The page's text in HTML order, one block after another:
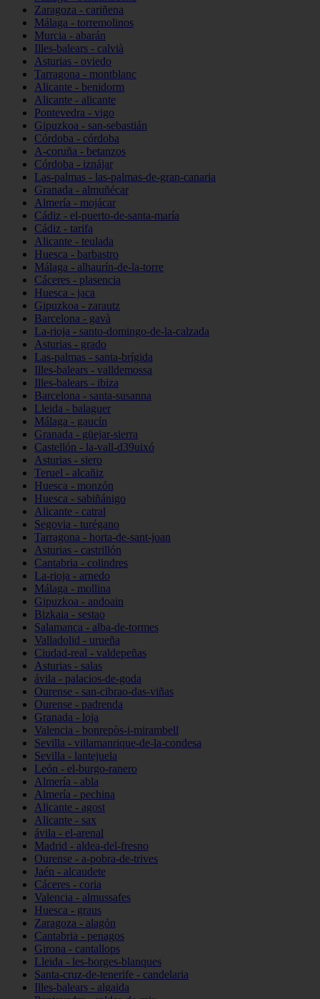
Zaragoza - cariñena
Málaga - torremolinos
Murcia - abarán
Illes-balears - calvià
Asturias - oviedo
Tarragona - montblanc
Alicante - benidorm
Alicante - alicante
Pontevedra - vigo
Gipuzkoa - san-sebastián
Córdoba - córdoba
A-coruña - betanzos
Córdoba - iznájar
Las-palmas - las-palmas-de-gran-canaria
Granada - almuñécar
Almería - mojácar
Cádiz - el-puerto-de-santa-maría
Cádiz - tarifa
Alicante - teulada
Huesca - barbastro
Málaga - alhaurín-de-la-torre
Cáceres - plasencia
Huesca - jaca
Gipuzkoa - zarautz
Barcelona - gavà
La-rioja - santo-domingo-de-la-calzada
Asturias - grado
Las-palmas - santa-brígida
Illes-balears - valldemossa
Illes-balears - ibiza
Barcelona - santa-susanna
Lleida - balaguer
Málaga - gaucín
Granada - güejar-sierra
Castellón - la-vall-d39uixó
Asturias - siero
Teruel - alcañiz
Huesca - monzón
Huesca - sabiñánigo
Alicante - catral
Segovia - turégano
Tarragona - horta-de-sant-joan
Asturias - castrillón
Cantabria - colindres
La-rioja - arnedo
Málaga - mollina
Gipuzkoa - andoain
Bizkaia - sestao
Salamanca - alba-de-tormes
Valladolid - urueña
Ciudad-real - valdepeñas
Asturias - salas
ávila - palacios-de-goda
Ourense - san-cibrao-das-viñas
Ourense - padrenda
Granada - loja
Valencia - bonrepòs-i-mirambell
Sevilla - villamanrique-de-la-condesa
Sevilla - lantejuela
León - el-burgo-ranero
Almería - abla
Almería - pechina
Alicante - agost
Alicante - sax
ávila - el-arenal
Madrid - aldea-del-fresno
Ourense - a-pobra-de-trives
Jaén - alcaudete
Cáceres - coria
Valencia - almussafes
Huesca - graus
Zaragoza - alagón
Cantabria - penagos
Girona - cantallops
Lleida - les-borges-blanques
Santa-cruz-de-tenerife - candelaria
Illes-balears - algaida